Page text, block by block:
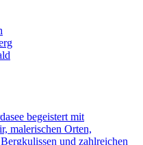
begeistert mit
malerischen Orten,
und zahlreichen